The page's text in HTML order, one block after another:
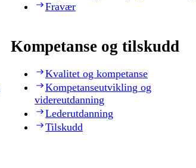
Fravær
Kompetanse og tilskudd
Kvalitet og kompetanse
Kompetanseutvikling og
videreutdanning
Lederutdanning
Tilskudd